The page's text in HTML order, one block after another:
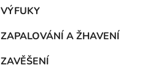
VÝFUKY
ZAPALOVÁNÍ A ŽHAVENÍ
ZAVĚŠENÍ